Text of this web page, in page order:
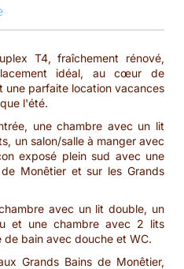
T4, fraîchement rénové,
idéal, au cœur de
une parfaite location vacances
l'été.
une chambre avec un lit
un salon/salle à manger avec
exposé plein sud avec une
Monêtier et sur les Grands
avec un lit double, un
et une chambre avec 2 lits
de bain avec douche et WC.
Grands Bains de Monêtier,